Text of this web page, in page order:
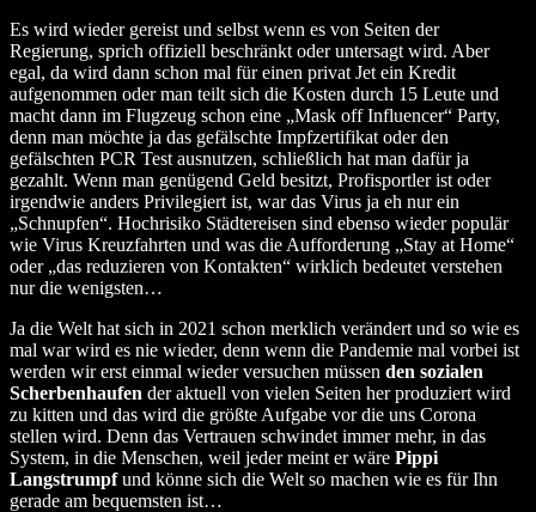
Es wird wieder gereist und selbst wenn es von Seiten der
Regierung, sprich offiziell beschränkt oder untersagt wird. Aber
egal, da wird dann schon mal für einen privat Jet ein Kredit
aufgenommen oder man teilt sich die Kosten durch 15 Leute und
macht dann im Flugzeug schon eine „Mask off Influencer“ Party,
denn man möchte ja das gefälschte Impfzertifikat oder den
gefälschten PCR Test ausnutzen, schließlich hat man dafür ja
gezahlt. Wenn man genügend Geld besitzt, Profisportler ist oder
irgendwie anders Privilegiert ist, war das Virus ja eh nur ein
„Schnupfen“. Hochrisiko Städtereisen sind ebenso wieder populär
wie Virus Kreuzfahrten und was die Aufforderung „Stay at Home“
oder „das reduzieren von Kontakten“ wirklich bedeutet verstehen
nur die wenigsten…
Ja die Welt hat sich in 2021 schon merklich verändert und so wie es
mal war wird es nie wieder, denn wenn die Pandemie mal vorbei ist
werden wir erst einmal wieder versuchen müssen den sozialen
Scherbenhaufen der aktuell von vielen Seiten her produziert wird
zu kitten und das wird die größte Aufgabe vor die uns Corona
stellen wird. Denn das Vertrauen schwindet immer mehr, in das
System, in die Menschen, weil jeder meint er wäre Pippi
Langstrumpfund könne sich die Welt so machen wie es für Ihn
gerade am bequemsten ist…